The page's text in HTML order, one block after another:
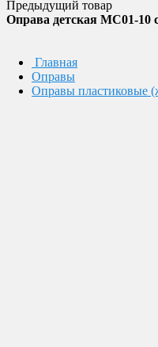
Предыдущий товар
Оправа детская MC01-10
Главная
Оправы
Оправы пластиковые